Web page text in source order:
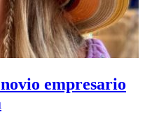
empresario